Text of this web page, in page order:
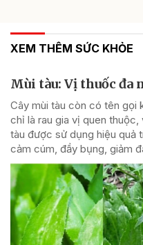
XEM THÊM SỨC KHỎE
Mùi tàu: Vị thuốc đa
Cây mùi tàu còn có tên gọi
chỉ là rau gia vị quen
tàu được sử dụng hiệu quả
cảm cúm, đầy bụng, giảm